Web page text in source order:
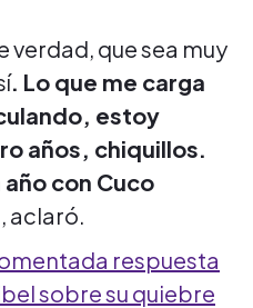
verdad, que sea muy
. Lo que me carga
estoy
años, chiquillos.
con Cuco
, aclaró.
respuesta
sobre su quiebre